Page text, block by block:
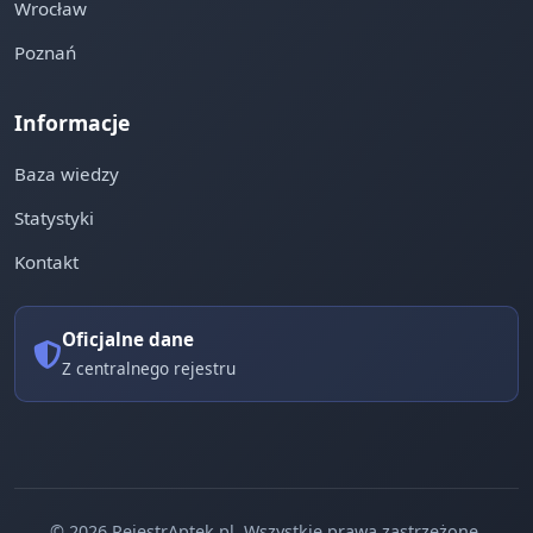
Wrocław
Poznań
Informacje
Baza wiedzy
Statystyki
Kontakt
Oficjalne dane
Z centralnego rejestru